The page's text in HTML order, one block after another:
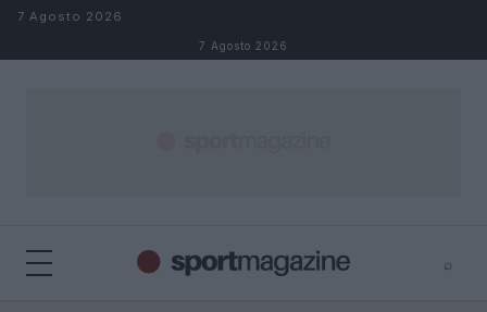
Salta al contenuto
7 Agosto 2026
7 Agosto 2026
⌕